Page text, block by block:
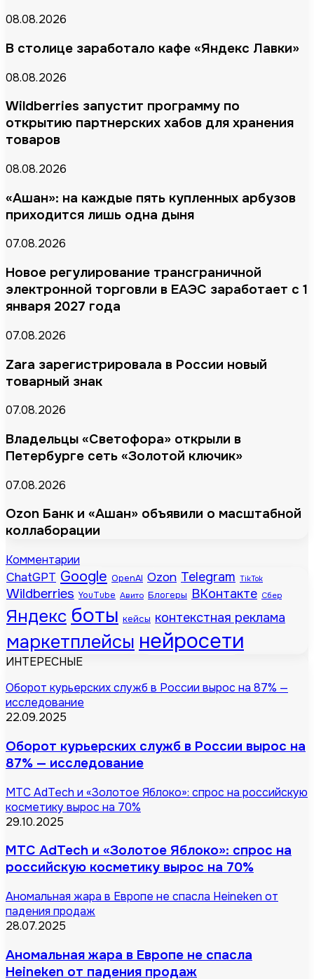
08.08.2026
В столице заработало кафе «Яндекс Лавки»
08.08.2026
Wildberries запустит программу по
открытию партнерских хабов для хранения
товаров
08.08.2026
«Ашан»: на каждые пять купленных арбузов
приходится лишь одна дыня
07.08.2026
Новое регулирование трансграничной
электронной торговли в ЕАЭС заработает с 1
января 2027 года
07.08.2026
Zara зарегистрировала в России новый
товарный знак
07.08.2026
Владельцы «Светофора» открыли в
Петербурге сеть «Золотой ключик»
07.08.2026
Ozon Банк и «Ашан» объявили о масштабной
коллаборации
Комментарии
ChatGPT Google OpenAI Ozon Telegram TikTok
Wildberries YouTube Авито Блогеры ВКонтакте Сбер
Яндекс боты кейсы контекстная реклама
маркетплейсы нейросети
ИНТЕРЕСНЫЕ
Оборот курьерских служб в России вырос на 87% —
исследование
22.09.2025
Оборот курьерских служб в России вырос на
87% — исследование
МТС AdTech и «Золотое Яблоко»: спрос на российскую
косметику вырос на 70%
29.10.2025
МТС AdTech и «Золотое Яблоко»: спрос на
российскую косметику вырос на 70%
Аномальная жара в Европе не спасла Heineken от
падения продаж
28.07.2025
Аномальная жара в Европе не спасла
Heineken от падения продаж